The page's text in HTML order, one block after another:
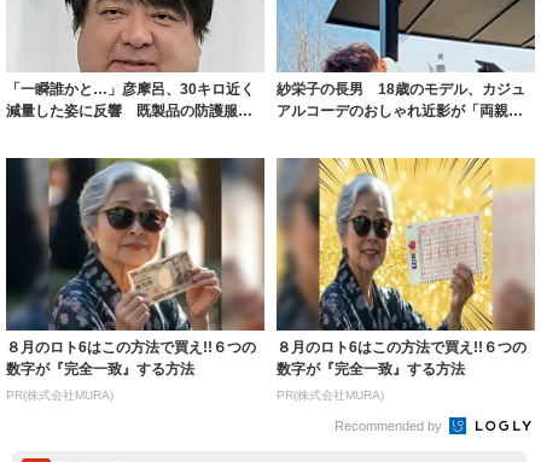
「一瞬誰かと…」彦摩呂、30キロ近く
減量した姿に反響 既製品の防護服が
紗栄子の長男 18歳のモデル、カジュ
アルコーデのおしゃれ近影が「両親の
８月のロト6はこの方法で買え!!６つの
数字が『完全一致』する方法
PR(株式会社MURA)
８月のロト6はこの方法で買え!!６つの
数字が『完全一致』する方法
PR(株式会社MURA)
Recommended by